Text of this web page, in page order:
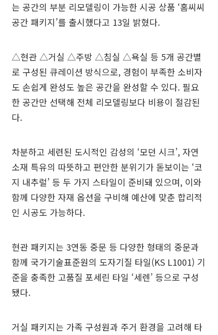
는 공간의 부분 리모델링이 가능한 시공 상품 ‘홈씨씨
공간 패키지’를 출시했다고 13일 밝혔다.
△현관 △거실 △주방 △침실 △욕실 등 5개 공간별
로 구성된 큐레이션 방식으로, 경험이 부족한 소비자
도 손쉽게 완성도 높은 공간을 완성할 수 있다. 필요
한 공간만 선택해 전체 리모델링보다 비용이 절감된
다.
차분하고 세련된 도시적인 감성의 ‘모던 시크’, 자연
소재 특유의 따뜻하고 편안한 분위기가 돋보이는 ‘코
지 내추럴’ 등 두 가지 스타일이 준비돼 있으며, 이와
함께 다양한 자재 옵션을 구비해 예산에 맞춘 합리적
인 시공도 가능하다.
현관 패키지는 3연동 중문 등 다양한 형태의 중문과
함께 국가기술표준원의 도자기질 타일(KS L1001) 기
준을 충족한 고품질 포세린 타일 ‘세렌’ 등으로 구성
됐다.
거실 패키지는 가족 구성원과 주거 환경을 고려해 타